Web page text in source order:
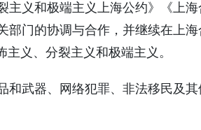
义和极端主义上海公约》《上海
部门的协调与合作，并继续在上
义、分裂主义和极端主义。
武器、网络犯罪、非法移民及其